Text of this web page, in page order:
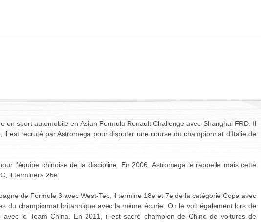
en sport automobile en Asian Formula Renault Challenge avec Shanghai FRD. Il
est recruté par Astromega pour disputer une course du championnat d'Italie de
l'équipe chinoise de la discipline. En 2006, Astromega le rappelle mais cette
il terminera 26e
de Formule 3 avec West-Tec, il termine 18e et 7e de la catégorie Copa avec
du championnat britannique avec la même écurie. On le voit également lors de
le Team China. En 2011, il est sacré champion de Chine de voitures de